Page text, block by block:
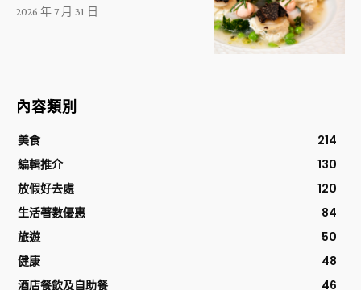
2026 年 7 月 31 日
內容類別
美食
214
編輯推介
130
放假好去處
120
生活著數優惠
84
旅遊
50
健康
48
酒店餐飲及自助餐
46